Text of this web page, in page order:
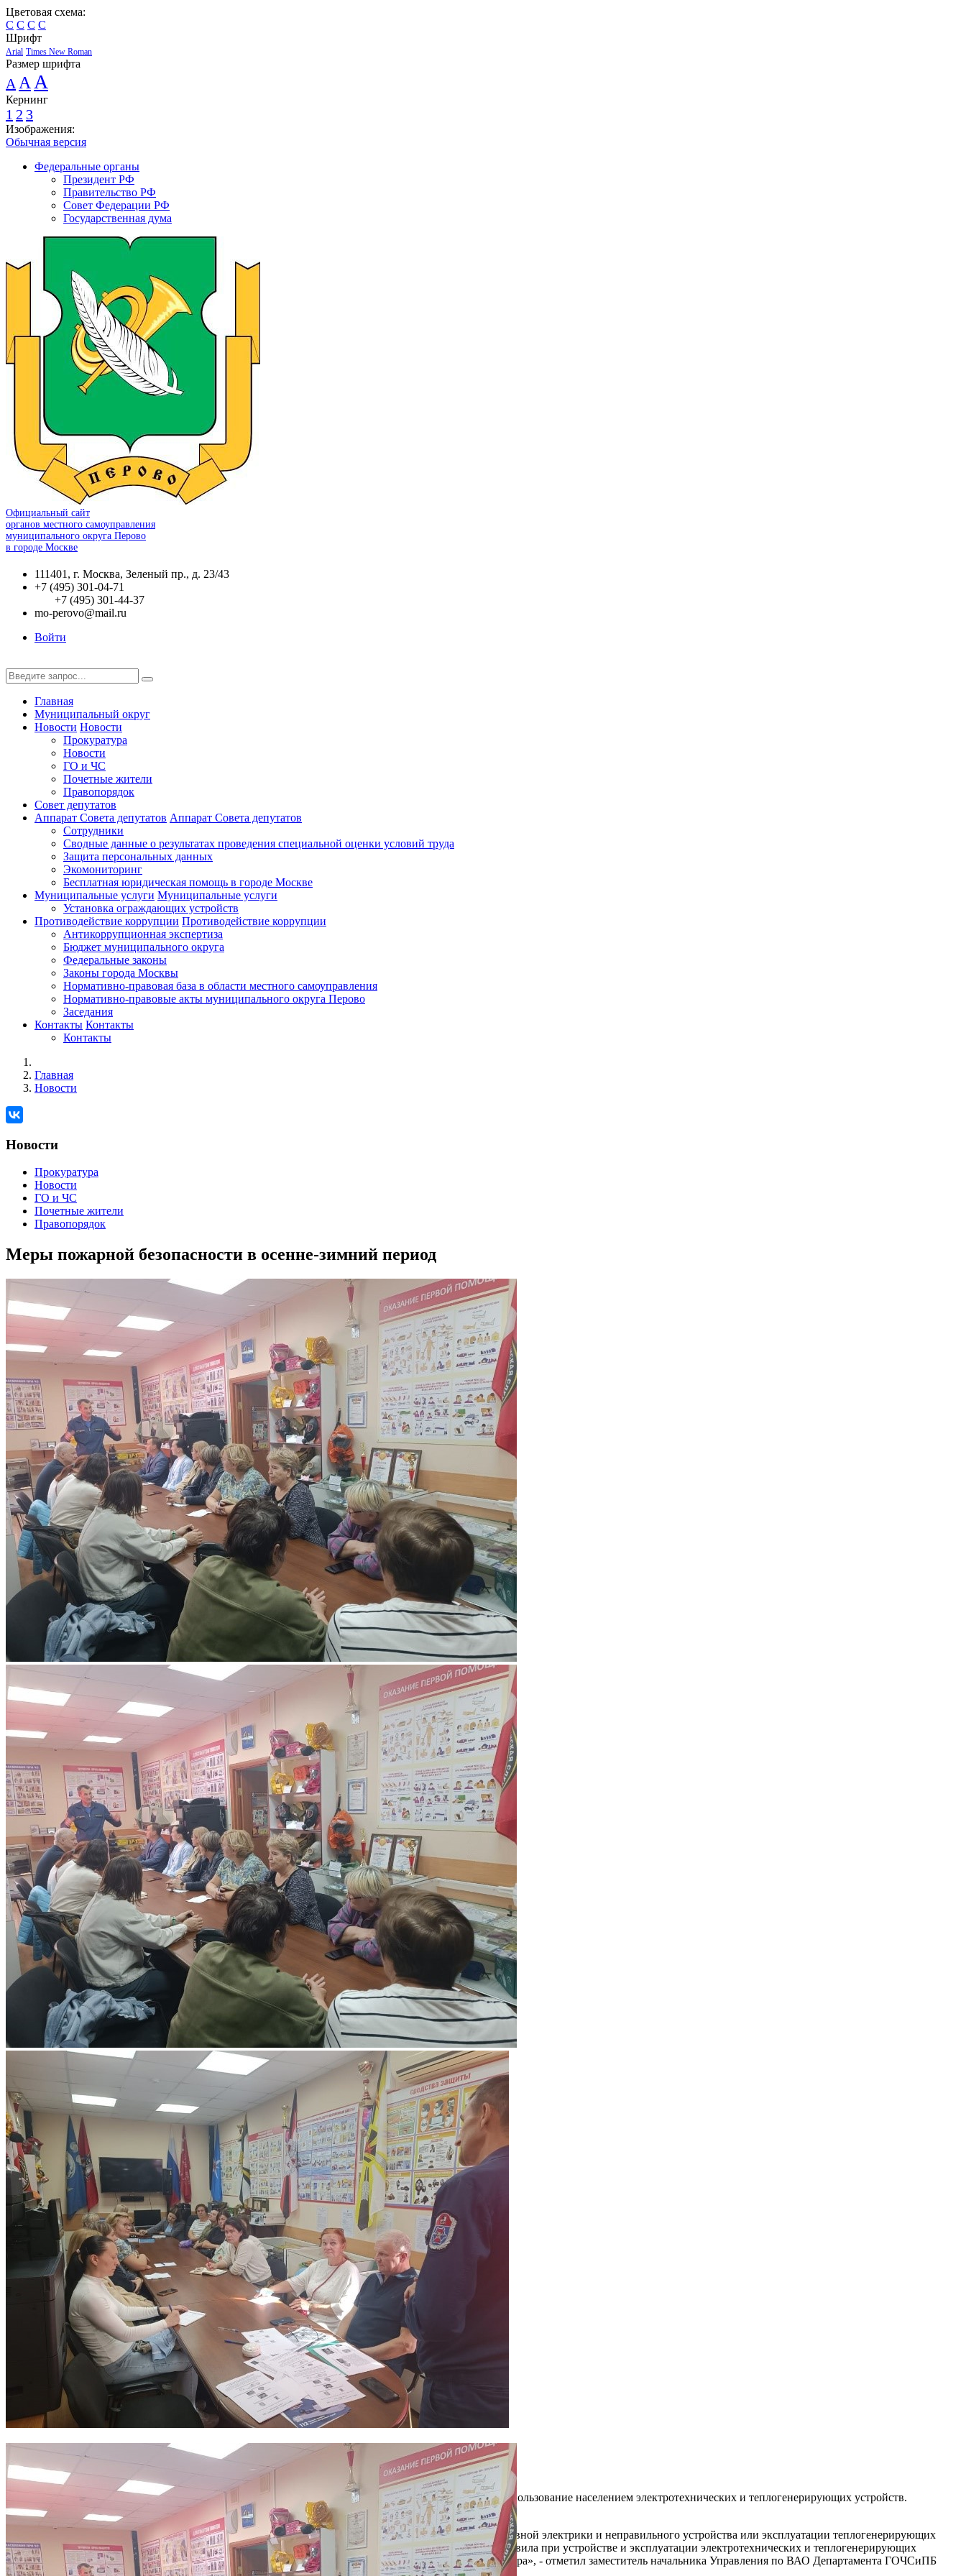
Цветовая схема:
C C C C
Шрифт
Arial Times New Roman
Размер шрифта
A A A
Кернинг
1 2 3
Изображения:
Обычная версия
Федеральные органы
Президент РФ
Правительство РФ
Совет Федерации РФ
Государственная дума
Официальный сайт
органов местного самоуправления
муниципального округа Перово
в городе Москве
111401, г. Москва, Зеленый пр., д. 23/43
+7 (495) 301-04-71
+7 (495) 301-44-37
mo-perovo@mail.ru
Войти
Главная
Муниципальный округ
Новости Новости
Прокуратура
Новости
ГО и ЧС
Почетные жители
Правопорядок
Совет депутатов
Аппарат Совета депутатов Аппарат Совета депутатов
Сотрудники
Сводные данные о результатах проведения специальной оценки условий труда
Защита персональных данных
Экомониторинг
Бесплатная юридическая помощь в городе Москве
Муниципальные услуги Муниципальные услуги
Установка ограждающих устройств
Противодействие коррупции Противодействие коррупции
Антикоррупционная экспертиза
Бюджет муниципального округа
Федеральные законы
Законы города Москвы
Нормативно-правовая база в области местного самоуправления
Нормативно-правовые акты муниципального округа Перово
Заседания
Контакты Контакты
Контакты
Главная
Новости
Новости
Прокуратура
Новости
ГО и ЧС
Почетные жители
Правопорядок
Меры пожарной безопасности в осенне-зимний период
Количество просмотров: 341
С наступлением холодов наступает и осенне-зимний пожароопасный период, начинается активное использование населением электротехнических и теплогенерирующих устройств.
Статистика показывает, что наибольшее число пожаров в это время происходит в жилом секторе.
«Как правило, именно в этот период времени основное количество пожаров происходит из-за неисправной электрики и неправильного устройства или эксплуатации теплогенерирующих
устройств, печей и дымоходов. Требованиями пожарной безопасности установлены определенные правила при устройстве и эксплуатации электротехнических и теплогенерирующих
устройств, соблюдение которых позволит максимально обезопасить себя от риска возникновения пожара», - отметил заместитель начальника Управления по ВАО Департамента ГОЧСиПБ